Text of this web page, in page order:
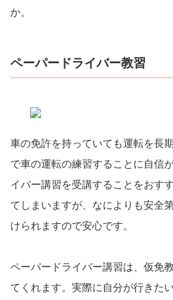
か。
ペーパードライバー教習
車の免許を持っていても運転を長
で車の運転の練習することに自信
イバー講習を受講することをおす
てしまいますが、なによりも安全
けられますので安心です。
ペーパードライバー講習は、仮免
てくれます。実際に自分が行きた